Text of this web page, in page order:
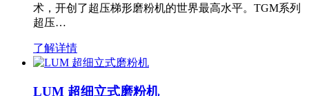
术，开创了超压梯形磨粉机的世界最高水平。TGM系列
超压…
了解详情
LUM 超细立式磨粉机